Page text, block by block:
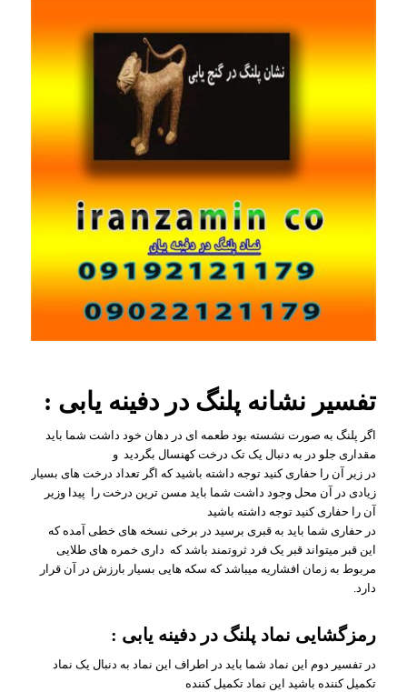
تفسیر نشانه پلنگ در دفینه یابی :
اگر پلنگ به صورت نشسته بود طعمه ای در دهان خود داشت شما باید
مقداری جلو در به دنبال یک تک درخت کهنسال بگردید و
در زیر آن را حفاری کنید توجه داشته باشید که اگر تعداد درخت های بسیار
زیادی در آن محل وجود داشت شما باید مسن ترین درخت را پیدا وزیر
آن را حفاری کنید توجه داشته باشید
در حفاری شما باید به قبری برسید در برخی نسخه های خطی آمده که
این قبر میتواند قبر یک فرد ثروتمند باشد که داری خمره های طلایی
مربوط به زمان افشاریه میباشد که سکه هایی بسیار بارزش در آن قرار
دارد.
رمزگشایی نماد پلنگ در دفینه یابی :
در تفسیر دوم این نماد شما باید در اطراف این نماد به دنبال یک نماد
تکمیل کننده باشید این نماد تکمیل کننده